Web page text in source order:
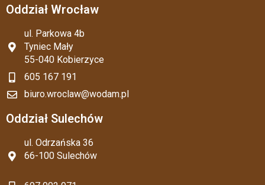
Oddział Wrocław
ul. Parkowa 4b
Tyniec Mały
55-040 Kobierzyce
605 167 191
biuro.wroclaw@wodam.pl
Oddział Sulechów
ul. Odrzańska 36
66-100 Sulechów